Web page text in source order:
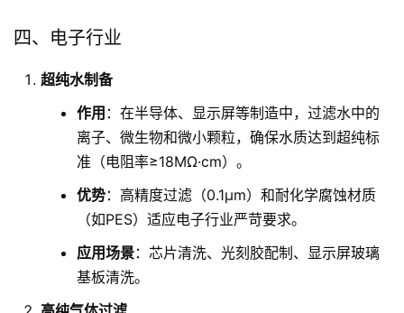
四、电子行业
超纯水制备
作用 ：在半导体、显示屏等制造中，过滤水中的
离子、微生物和微小颗粒，确保水质达到超纯标
准（电阻率≥18MΩ·cm）。
优势：高精度过滤（0.1μm）和耐化学腐蚀材质
（如PES）适应电子行业严苛要求。
应用场景：芯片清洗、光刻胶配制、显示屏玻璃
基板清洗。